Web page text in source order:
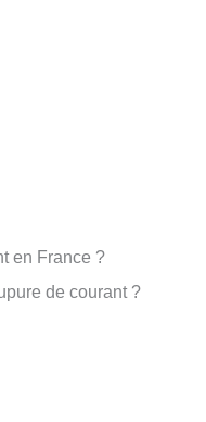
en France ?
de courant ?